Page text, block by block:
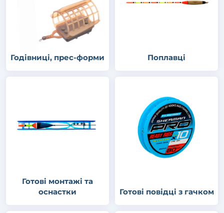
Годівниці, прес-форми Поплавці
Готові монтажі та
оснастки
Готові повідці з гачком